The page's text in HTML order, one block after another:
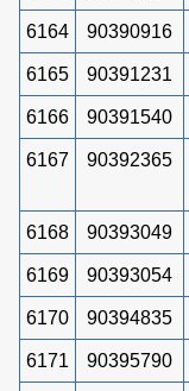
6164 90390916
6165 90391231
6166 90391540
6167 90392365
6168 90393049
6169 90393054
6170 90394835
6171 90395790